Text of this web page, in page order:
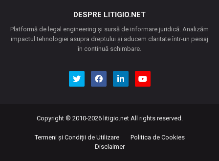
DESPRE LITIGIO.NET
Platformă de legal engineering și sursă de informare juridică. Analizăm
impactul tehnologiei asupra dreptului și aducem claritate într-un peisaj
în continuă schimbare.
Copyright © 2010-2026 litigio.netAll rights reserved.
Termeni și Condiții de Utilizare
Politica de Cookies
Disclaimer